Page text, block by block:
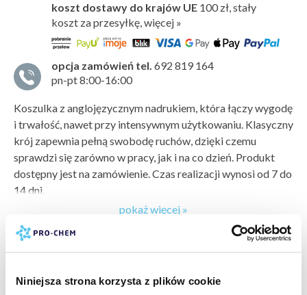
Niniejsza strona korzysta z plików cookie
koszt dostawy do krajów UE 100 zł,stały
koszt za przesyłkę, więcej »
opcja zamówień tel. 692 819 164
pn-pt 8:00-16:00
Koszulka z anglojęzycznym nadrukiem, która łączy wygodę
i trwałość, nawet przy intensywnym użytkowaniu. Klasyczny
krój zapewnia pełną swobodę ruchów, dzięki czemu
sprawdzi się zarówno w pracy, jak i na co dzień. Produkt
dostępny jest na zamówienie. Czas realizacji wynosi od 7 do
14 dni.
Single Jersey, 100 % bawełna (kompozycja może się
85 % bawełna, 15 % wiskoza)
pokaż więcej »
producent:ADLER
marka:ADLER
biznesowi